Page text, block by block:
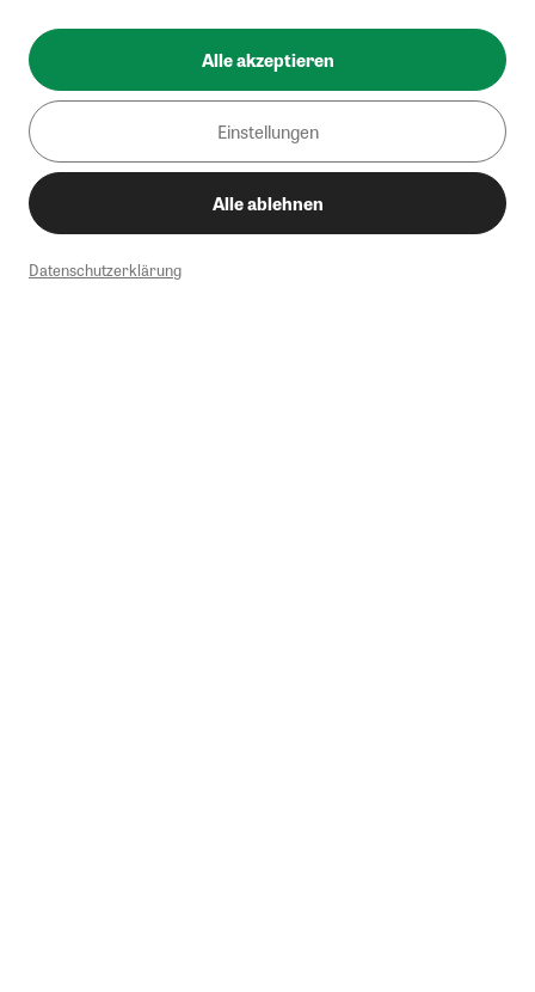
Alle akzeptieren
Einstellungen
Alle ablehnen
Datenschutzerklärung